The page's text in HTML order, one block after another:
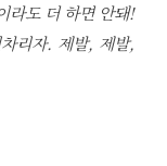
라도 더 하면 안돼!
리자. 제발, 제발,